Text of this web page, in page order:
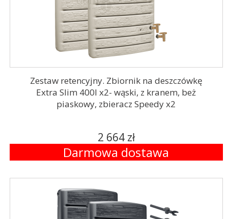
Zestaw retencyjny. Zbiornik na deszczówkę
Extra Slim 400l x2- wąski, z kranem, beż
piaskowy, zbieracz Speedy x2
2 664 zł
Darmowa dostawa